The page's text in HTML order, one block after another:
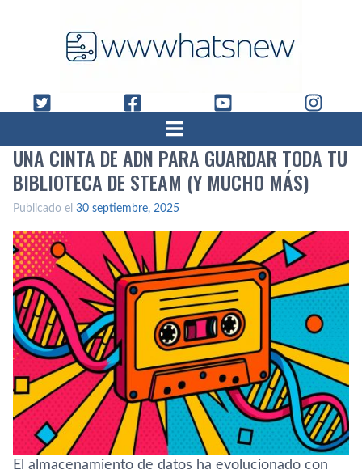
UNA CINTA DE ADN PARA GUARDAR TODA TU
BIBLIOTECA DE STEAM (Y MUCHO MÁS)
Publicado el 30 septiembre, 2025
El almacenamiento de datos ha evolucionado con